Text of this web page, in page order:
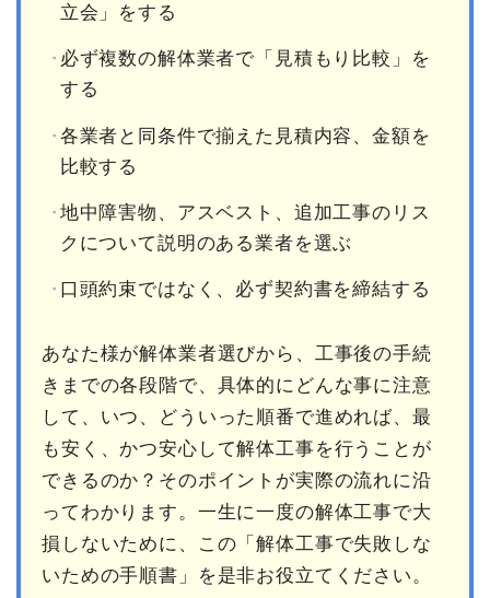
立会」をする
必ず複数の解体業者で「見積もり比較」を
する
各業者と同条件で揃えた見積内容、金額を
比較する
地中障害物、アスベスト、追加工事のリス
クについて説明のある業者を選ぶ
口頭約束ではなく、必ず契約書を締結する
あなた様が解体業者選びから、工事後の手続
きまでの各段階で、具体的にどんな事に注意
して、いつ、どういった順番で進めれば、最
も安く、かつ安心して解体工事を行うことが
できるのか？そのポイントが実際の流れに沿
ってわかります。一生に一度の解体工事で大
損しないために、この「解体工事で失敗しな
いための手順書」を是非お役立てください。